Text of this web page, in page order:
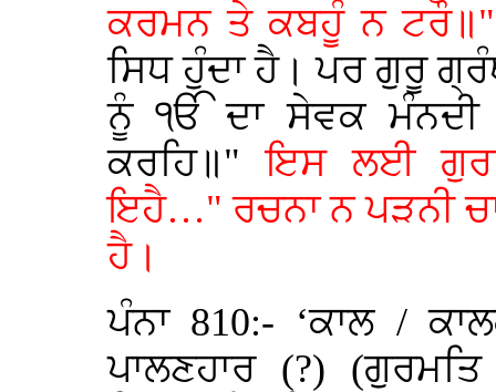
ਕਰਮਨ ਤੇ ਕਬਹੂੰ ਨ ਟਰੌ॥"
ਸਿਧ ਹੁੰਦਾ ਹੈ। ਪਰ ਗੁਰੂ
ਨੂੰ ੴ ਦਾ ਸੇਵਕ ਮੰਨਦੀ
ਕਰਹਿ॥"ਇਸ ਲਈ
ਇਹੈ…" ਰਚਨਾ ਨ ਪੜਨੀ
ਹੈ।
ਪੰਨਾ 810:- ‘ਕਾਲ /
ਪਾਲਣਹਾਰ (?)